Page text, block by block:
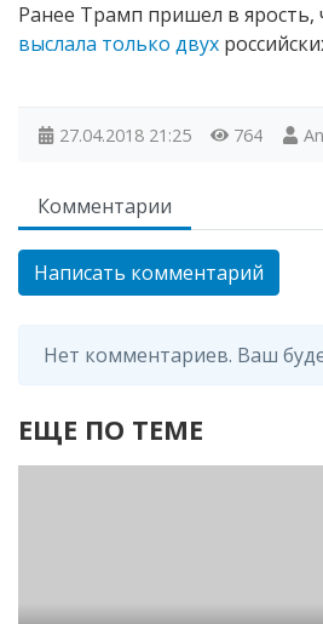
Ранее Трамп пришел в ярость,
выслала только двух
27.04.2018 21:25 764
Комментарии
Написать комментарий
Нет комментариев. Ваш
ЕЩЕ ПО ТЕМЕ